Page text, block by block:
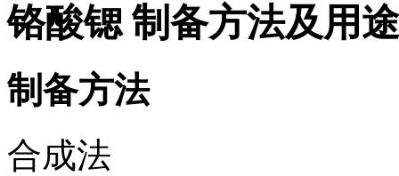
铬酸锶 制备方法及用途
制备方法
合成法